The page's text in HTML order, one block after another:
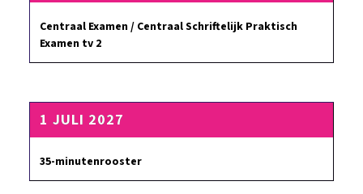
Centraal Examen / Centraal Schriftelijk Praktisch
Examen tv 2
1 JULI 2027
35-minutenrooster